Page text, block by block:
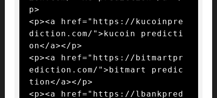
p>
<p><a href="https://kucoinpre
diction.com/">kucoin predicti
on</a></p>
<p><a href="https://bitmartpr
ediction.com/">bitmart predic
tion</a></p>
<p><a href="https://lbankpred